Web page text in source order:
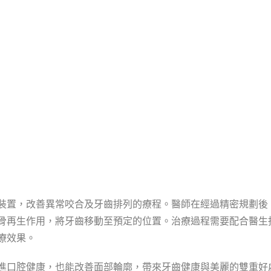
，改善異常咬合及牙齒排列的療程。醫師在經過精密規劃後
再生作用，將牙齒移動至預定的位置。治療過程需要配合醫生
效果。
腔健康，也能改善面部輪廓，帶來牙齒健康與美麗的雙重好